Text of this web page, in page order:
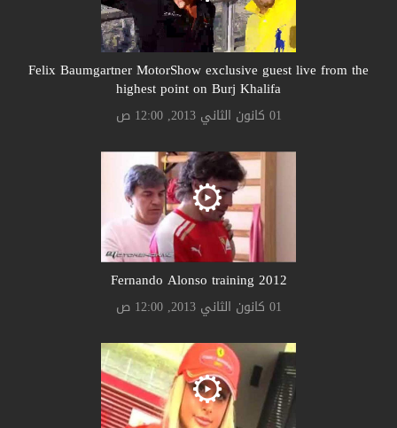
Felix Baumgartner MotorShow exclusive guest live from the
highest point on Burj Khalifa
01 كانون الثاني 2013, 12:00 ص
Fernando Alonso training 2012
01 كانون الثاني 2013, 12:00 ص